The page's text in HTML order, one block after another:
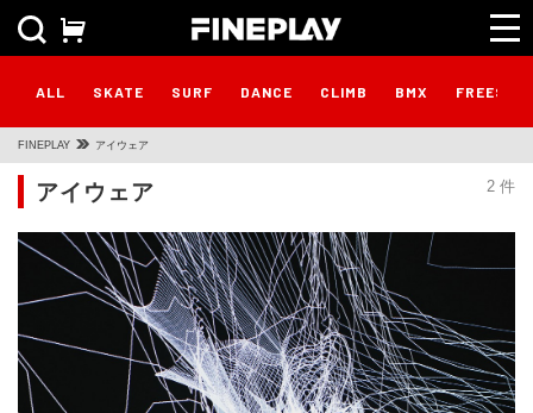
ALL SKATE SURF DANCE CLIMB BMX
FINEPLAY アイウェア
2 件
アイウェア